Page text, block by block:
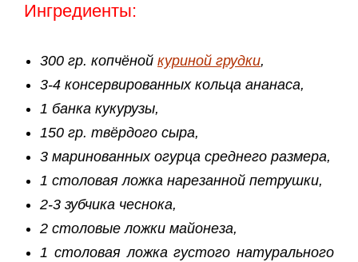
Ингредиенты:
300 гр. копчёной куриной грудки,
3-4 консервированных кольца ананаса,
1 банка кукурузы,
150 гр. твёрдого сыра,
3 маринованных огурца среднего размера,
1 столовая ложка нарезанной петрушки,
2-3 зубчика чеснока,
2 столовые ложки майонеза,
1 столовая ложка густого натурального